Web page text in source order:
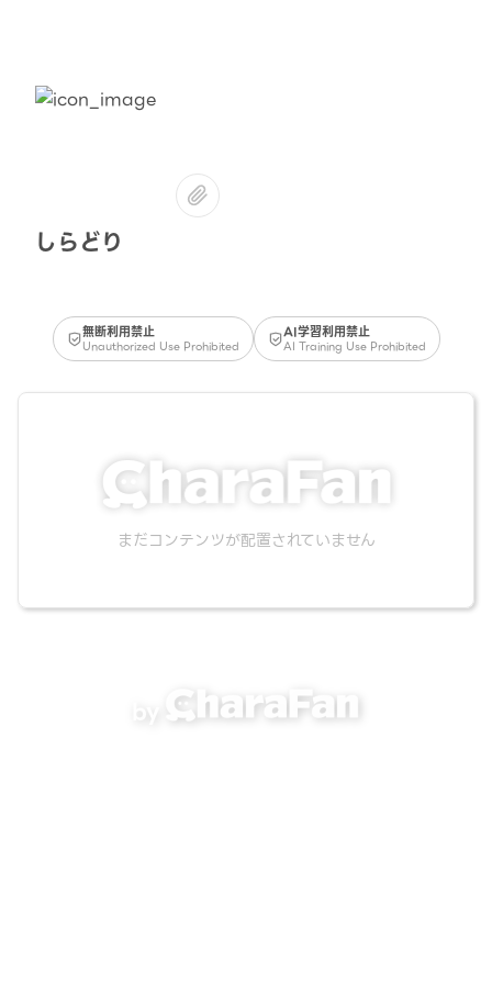
しらどり
無断利用禁止
Unauthorized Use Prohibited
AI学習利用禁止
AI Training Use Prohibited
まだコンテンツが配置されていません